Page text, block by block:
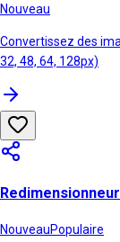
Nouveau
Convertissez des
32, 48, 64, 128px)
NouveauPopulaire